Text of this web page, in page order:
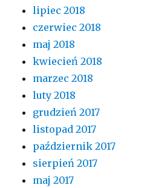
lipiec 2018
czerwiec 2018
maj 2018
kwiecień 2018
marzec 2018
luty 2018
grudzień 2017
listopad 2017
październik 2017
sierpień 2017
maj 2017